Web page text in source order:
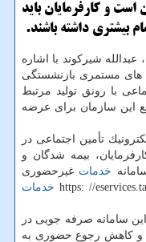
میلیارد تومان است و كارفرمایان باید
بیشتری داشته باشند.
شیركوند با اشاره
هزینه های مستمری بازنشستگی
با رونق تولید مرتبط
این سازمان برای عرضه
تأمین اجتماعی در
بیمه شدگان و
خدمات غیرحضوری
خدمات
سامانه صرفه جویی در
و كاهش رجوع حضوری به